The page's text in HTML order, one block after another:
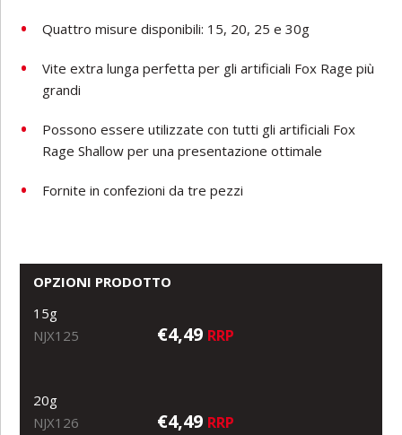
Quattro misure disponibili: 15, 20, 25 e 30g
Vite extra lunga perfetta per gli artificiali Fox Rage più
grandi
Possono essere utilizzate con tutti gli artificiali Fox
Rage Shallow per una presentazione ottimale
Fornite in confezioni da tre pezzi
OPZIONI PRODOTTO
15g
NJX125
€4,49 RRP
20g
NJX126
€4,49 RRP